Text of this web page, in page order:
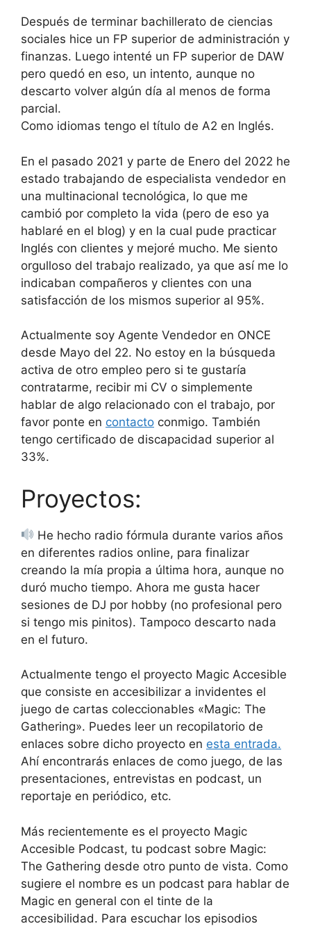
Después de terminar bachillerato de ciencias
sociales hice un FP superior de administración y
finanzas. Luego intenté un FP superior de DAW
pero quedó en eso, un intento, aunque no
descarto volver algún día al menos de forma
parcial.
Como idiomas tengo el título de A2 en Inglés.
En el pasado 2021 y parte de Enero del 2022 he
estado trabajando de especialista vendedor en
una multinacional tecnológica, lo que me
cambió por completo la vida (pero de eso ya
hablaré en el blog) y en la cual pude practicar
Inglés con clientes y mejoré mucho. Me siento
orgulloso del trabajo realizado, ya que así me lo
indicaban compañeros y clientes con una
satisfacción de los mismos superior al 95%.
Actualmente soy Agente Vendedor en ONCE
desde Mayo del 22. No estoy en la búsqueda
activa de otro empleo pero si te gustaría
contratarme, recibir mi CV o simplemente
hablar de algo relacionado con el trabajo, por
favor ponte en contacto conmigo. También
tengo certificado de discapacidad superior al
33%.
Proyectos:
He hecho radio fórmula durante varios años
en diferentes radios online, para finalizar
creando la mía propia a última hora, aunque no
duró mucho tiempo. Ahora me gusta hacer
sesiones de DJ por hobby (no profesional pero
si tengo mis pinitos). Tampoco descarto nada
en el futuro.
Actualmente tengo el proyecto Magic Accesible
que consiste en accesibilizar a invidentes el
juego de cartas coleccionables «Magic: The
Gathering». Puedes leer un recopilatorio de
enlaces sobre dicho proyecto en esta entrada.
Ahí encontrarás enlaces de como juego, de las
presentaciones, entrevistas en podcast, un
reportaje en periódico, etc.
Más recientemente es el proyecto Magic
Accesible Podcast, tu podcast sobre Magic:
The Gathering desde otro punto de vista. Como
sugiere el nombre es un podcast para hablar de
Magic en general con el tinte de la
accesibilidad. Para escuchar los episodios